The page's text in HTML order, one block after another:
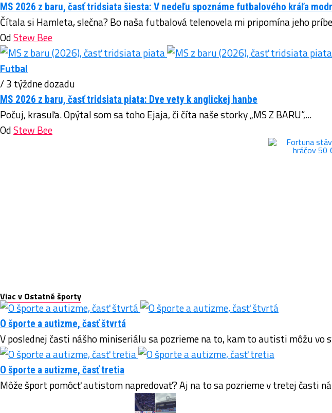
MS 2026 z baru, časť tridsiata šiesta: V nedeľu spoznáme futbalového kráľa
Čítala si Hamleta, slečna? Bo naša futbalová telenovela mi pripomína jeho
OdStew Bee
Futbal
/ 3 týždne dozadu
MS 2026 z baru, časť tridsiata piata: Dve vety k anglickej hanbe
Počuj, krasuľa. Opýtal som sa toho Ejaja, či číta naše storky „MS Z BARU“,...
OdStew Bee
Viac v Ostatné športy
O športe a autizme, časť štvrtá
V poslednej časti nášho miniseriálu sa pozrieme na to, kam to autisti môžu vo
O športe a autizme, časť tretia
Môže šport pomôcť autistom napredovať? Aj na to sa pozrieme v tretej časti